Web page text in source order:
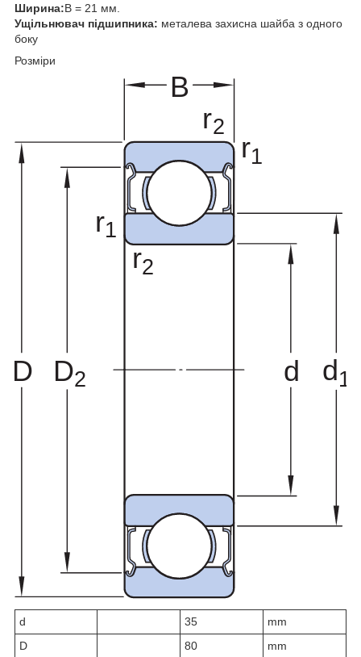
Ширина:B = 21 мм.
Ущільнювач підшипника: металева захисна шайба з одного
боку
Розміри
d 35
mm
D
80
mm